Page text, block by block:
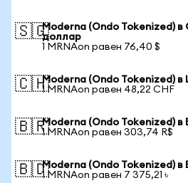
🇸🇬Moderna (Ondo Tokenized) в
доллар
1 MRNAon равен 76,40 $
🇨🇭Moderna (Ondo Tokenized)
1 MRNAon равен 48,22 CHF
🇧🇷Moderna (Ondo Tokenized) в
1 MRNAon равен 303,74 R$
🇧🇩Moderna (Ondo Tokenized) в
1 MRNAon равен 7 375,21 ৳